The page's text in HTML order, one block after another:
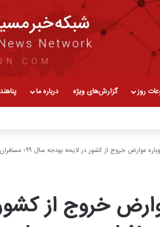
روز گزارش‌های ویژه درباره ما
افزایش دوباره
خروج از